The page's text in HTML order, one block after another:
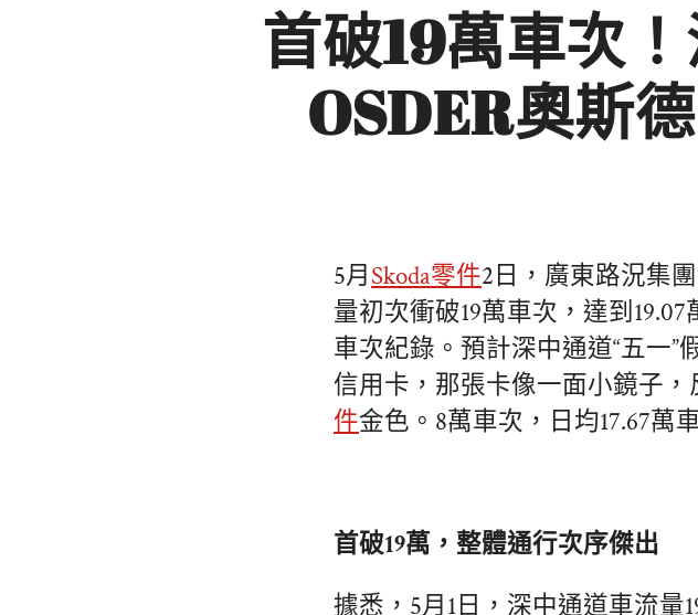
首破19萬車次
OSDER奧斯
5月Skoda零件2日，廣東路況集
量初次衝破19萬車次，達到
車次紀錄。預計深中通道“五一
信用卡，那張卡像一面小鏡子
件金色。8萬車次，日均17.67萬
首破19萬，整體通行次序傑出
據悉，5月1日，深中通道車流量